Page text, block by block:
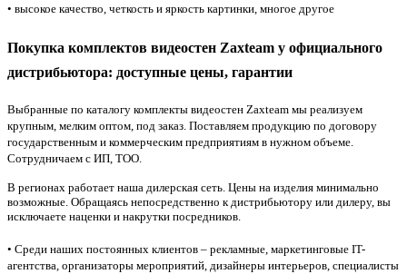
• высокое качество, четкость и яркость картинки, многое другое
Покупка комплектов видеостен Zaxteam у официального
дистрибьютора: доступные цены, гарантии
Выбранные по каталогу комплекты видеостен Zaxteam мы реализуем
крупным, мелким оптом, под заказ. Поставляем продукцию по договору
государственным и коммерческим предприятиям в нужном объеме.
Сотрудничаем с ИП, ТОО.
В регионах работает наша дилерская сеть. Цены на изделия минимально
возможные. Обращаясь непосредственно к дистрибьютору или дилеру, вы
исключаете наценки и накрутки посредников.
• Среди наших постоянных клиентов – рекламные, маркетинговые IT-
агентства, организаторы мероприятий, дизайнеры интерьеров, специалисты